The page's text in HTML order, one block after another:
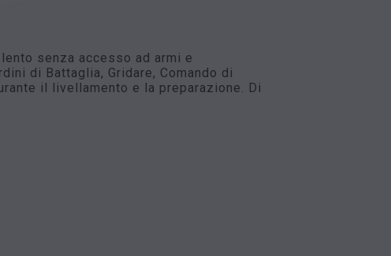
senza accesso ad armi e
di Battaglia, Gridare, Comando di
il livellamento e la preparazione. Di